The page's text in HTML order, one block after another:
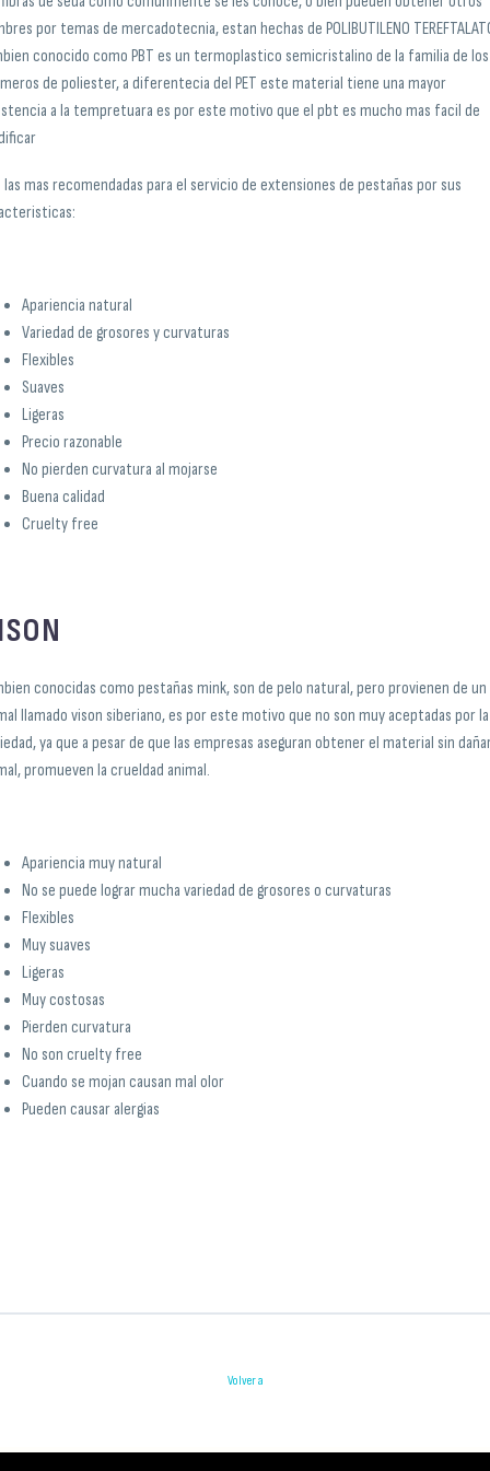
por temas de mercadotecnia, estan hechas de POLIBUTILENO
conocido como PBT es un termoplastico semicristalino de la familia de los
de poliester, a diferentecia del PET este material tiene una mayor
a la tempretuara es por este motivo que el pbt es mucho mas facil de
las mas recomendadas para el servicio de extensiones de pestañas por sus
Apariencia natural
Variedad de grosores y curvaturas
Flexibles
Suaves
Ligeras
Precio razonable
No pierden curvatura al mojarse
Buena calidad
Cruelty free
conocidas como pestañas mink, son de pelo natural, pero provienen de un
llamado vison siberiano, es por este motivo que no son muy aceptadas por la
ya que a pesar de que las empresas aseguran obtener el material sin
promueven la crueldad animal.
Apariencia muy natural
No se puede lograr mucha variedad de grosores o curvaturas
Flexibles
Muy suaves
Ligeras
Muy costosas
Pierden curvatura
No son cruelty free
Cuando se mojan causan mal olor
Pueden causar alergias
Volver a